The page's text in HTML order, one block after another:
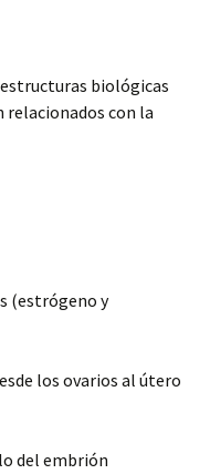
biológicas
relacionados con la
(estrógeno y
los ovarios al útero
del embrión